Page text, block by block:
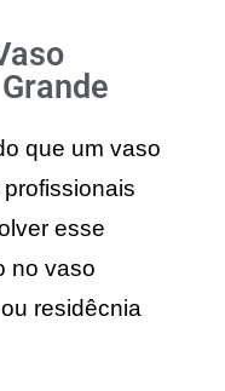
que um vaso
esse
no vaso
residêcnia